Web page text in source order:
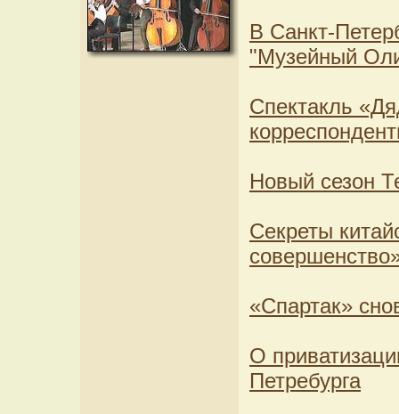
В Санкт-
"Музейный
Спектакль
Новый сезон
Секреты
«Спартак»
О
Петребурга